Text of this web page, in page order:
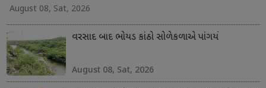
August 08, Sat, 2026
વરસાદ બાદ ભોયડ કાંઠો સોળેકળાએ પાંગર્યો
August 08, Sat, 2026